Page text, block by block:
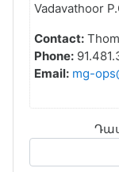
Vadavathoor
Contact:
Phone:
Email: mg-